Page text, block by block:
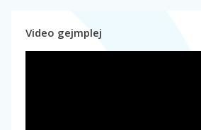
Video gejmplej